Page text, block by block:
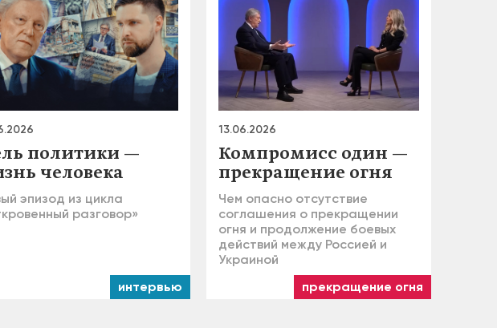
политики —
человека
эпизод из цикла
разговор»
интервью
13.06.2026
Компромисс один —
прекращение огня
Чем опасно отсутствие
соглашения о прекращении
огня и продолжение боевых
действий между Россией и
Украиной
прекращение огня